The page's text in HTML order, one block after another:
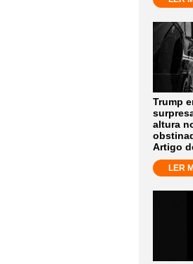
Trump
altura
Artigo
LER